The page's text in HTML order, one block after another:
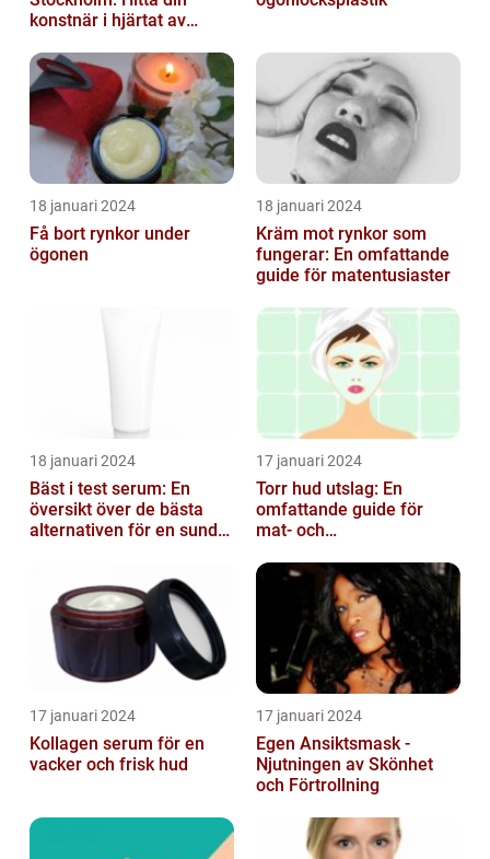
konstnär i hjärtat av
18 januari 2024
Få bort rynkor under
ögonen
18 januari 2024
Kräm mot rynkor som
fungerar: En omfattande
guide för matentusiaster
18 januari 2024
Bäst i test serum: En
översikt över de bästa
alternativen för en sund
17 januari 2024
Torr hud utslag: En
omfattande guide för
mat- och
17 januari 2024
Kollagen serum för en
vacker och frisk hud
17 januari 2024
Egen Ansiktsmask -
Njutningen av Skönhet
och Förtrollning